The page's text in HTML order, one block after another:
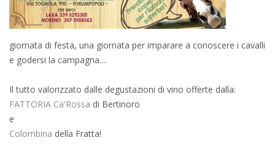
giornata di festa, una giornata per imparare a conoscere i cavalli
e godersi la campagna....
Il tutto valorizzato dalle degustazioni di vino offerte dalla:
FATTORIA Ca'Rossa di Bertinoro
e
Colombina della Fratta!